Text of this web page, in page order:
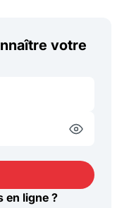
votre
en ligne ?